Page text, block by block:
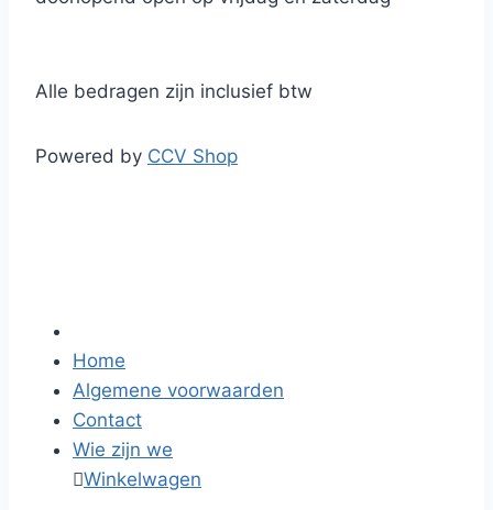
Alle bedragen zijn inclusief btw
Powered by CCV Shop
Home
Algemene voorwaarden
Contact
Wie zijn we
Winkelwagen